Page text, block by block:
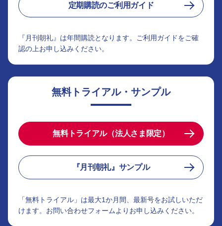
定期購読のご利用ガイド
『月刊朝礼』は年間購読となります。ご利用ガイドをご確
認の上お申し込みください。
無料トライアル・サンプル
無料トライアル（法人さま限定）
『月刊朝礼』サンプル
「無料トライアル」は最大1か月間、最新号をお試しいただ
けます。お問い合わせフォームよりお申し込みください。